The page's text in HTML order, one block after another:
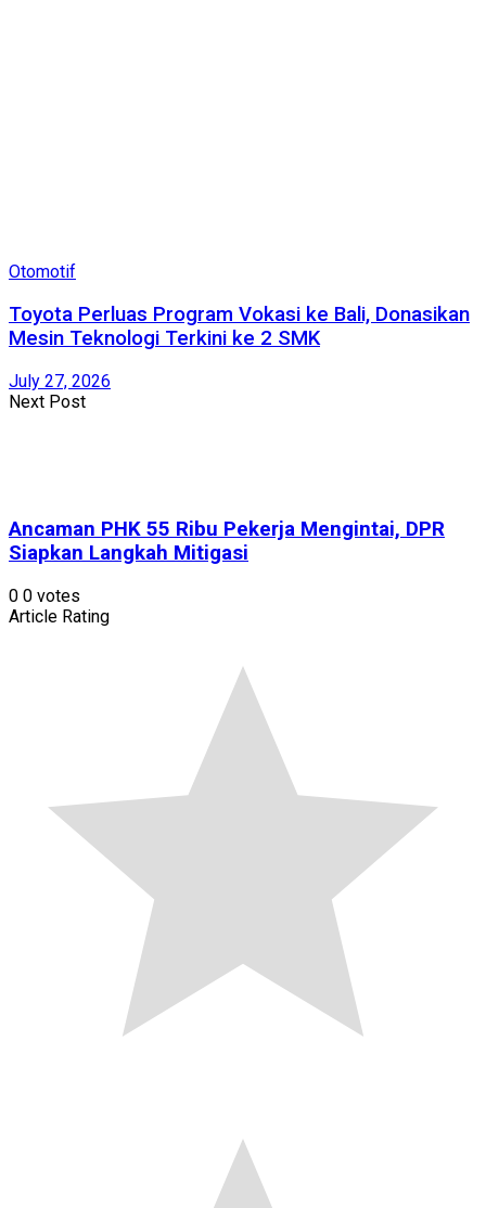
Otomotif
Toyota Perluas Program Vokasi ke Bali, Donasikan
Mesin Teknologi Terkini ke 2 SMK
July 27, 2026
Next Post
Ancaman PHK 55 Ribu Pekerja Mengintai, DPR
Siapkan Langkah Mitigasi
0 0 votes
Article Rating